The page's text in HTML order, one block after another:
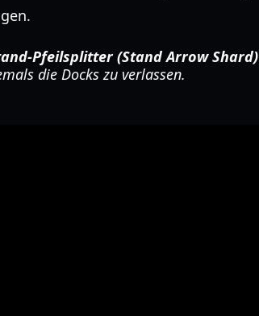
Pfeilsplitter (Stand Arrow Shard)
die Docks zu verlassen.